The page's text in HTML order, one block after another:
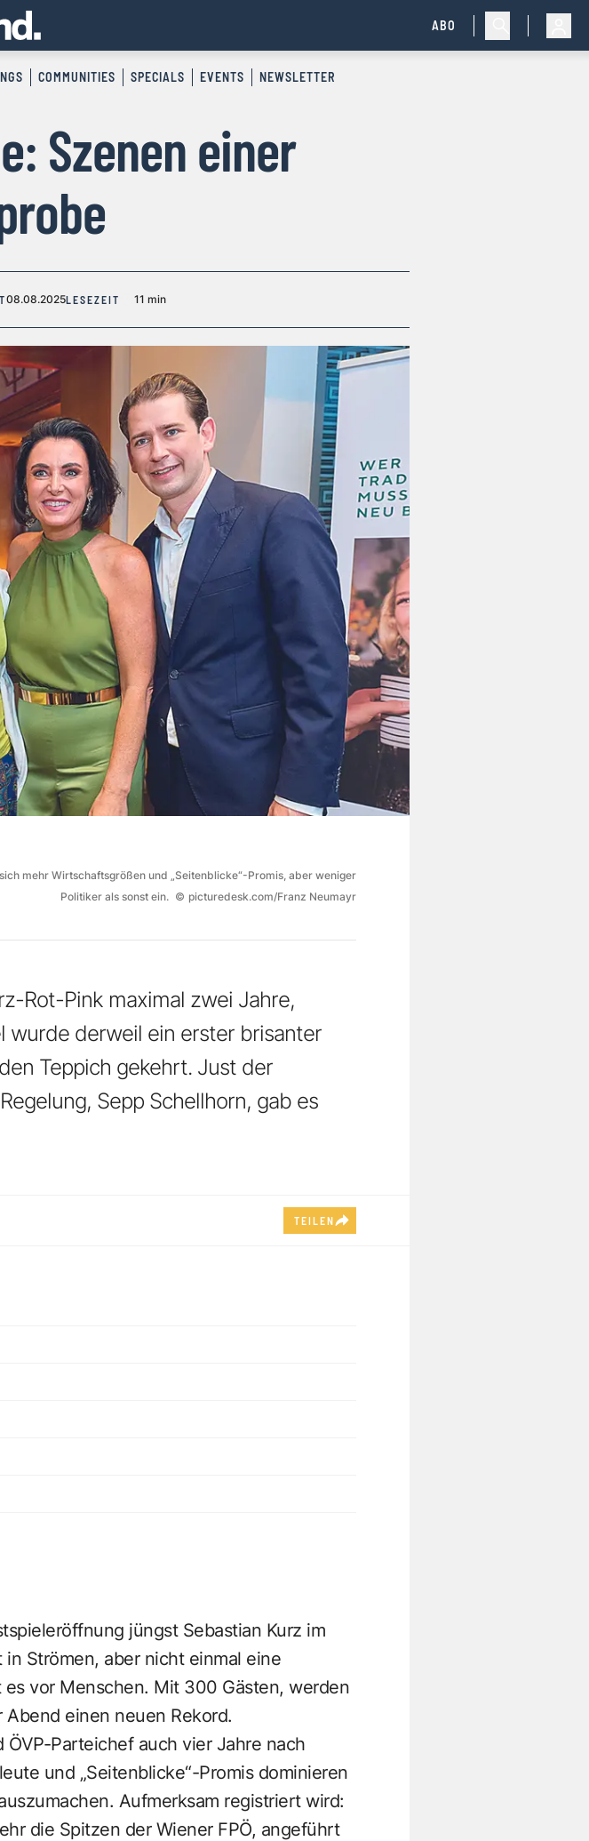
ABO
COMMUNITIES SPECIALS EVENTS NEWSLETTER
Szenen einer
08.08.2025LESEZEIT 11 min
mehr Wirtschaftsgrößen und „Seitenblicke“-Promis, aber weniger
Politiker als sonst ein. © picturedesk.com/Franz Neumayr
Rot-Pink maximal zwei Jahre,
wurde derweil ein erster brisanter
Teppich gekehrt. Just der
Sepp Schellhorn, gab es
TEILEN
jüngst Sebastian Kurz im
in Strömen, aber nicht einmal eine
vor Menschen. Mit 300 Gästen, werden
einen neuen Rekord.
Parteichef auch vier Jahre nach
und „Seitenblicke“-Promis dominieren
Aufmerksam registriert wird:
die Spitzen der Wiener FPÖ, angeführt